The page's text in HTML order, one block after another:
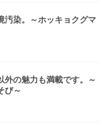
汚染。～ホッキョクグマ
外の魅力も満載です。～
び～